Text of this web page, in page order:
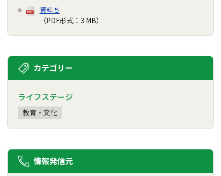
資料５
（PDF形式：3 MB）
カテゴリー
ライフステージ
教育・文化
情報発信元